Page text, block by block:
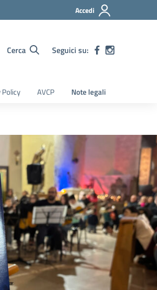
Accedi
Cerca Seguici su:
Policy AVCP Note legali